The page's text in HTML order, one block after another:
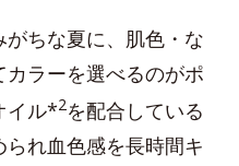
ちな夏に、肌色・な
カラーを選べるのがポ
イル*2を配合している
れ血色感を長時間キ